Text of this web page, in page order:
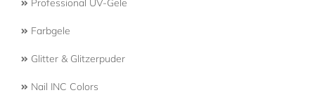
Professional UV-Gele
Farbgele
Glitter & Glitzerpuder
Nail INC Colors